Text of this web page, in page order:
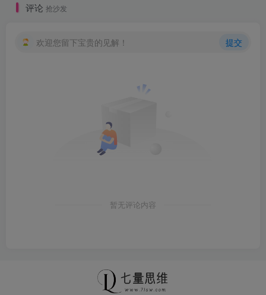
评论 抢沙发
欢迎您留下宝贵的见解！ 提交
暂无评论内容